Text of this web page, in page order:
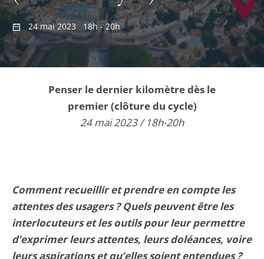
24 mai 2023 18h - 20h
Penser le dernier kilomètre dès le
premier (clôture du cycle)
24 mai 2023 / 18h-20h
Comment recueillir et prendre en compte les
attentes des usagers ? Quels peuvent être les
interlocuteurs et les outils pour leur permettre
d’exprimer leurs attentes, leurs doléances, voire
leurs aspirations et qu’elles soient entendues ?